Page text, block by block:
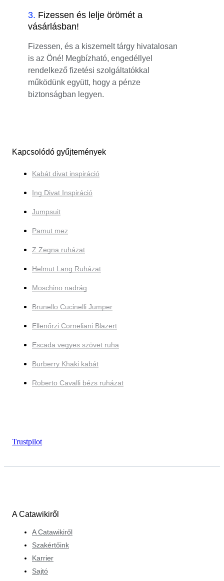
3. Fizessen és lelje örömét a
vásárlásban!
Fizessen, és a kiszemelt tárgy hivatalosan
is az Öné! Megbízható, engedéllyel
rendelkező fizetési szolgáltatókkal
működünk együtt, hogy a pénze
biztonságban legyen.
Kapcsolódó gyűjtemények
Kabát divat inspiráció
Ing Divat Inspiráció
Jumpsuit
Pamut mez
Z Zegna ruházat
Helmut Lang Ruházat
Moschino nadrág
Brunello Cucinelli Jumper
Ellenőrzi Corneliani Blazert
Escada vegyes szövet ruha
Burberry Khaki kabát
Roberto Cavalli bézs ruházat
Trustpilot
A Catawikiről
A Catawikiről
Szakértőink
Karrier
Sajtó